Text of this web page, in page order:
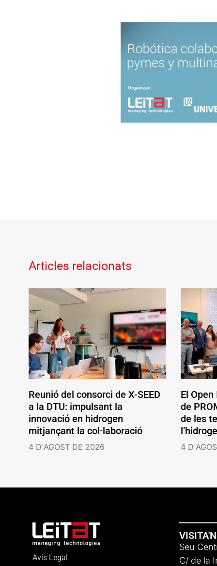
Articles relacionats
Reunió del consorci de X-SEED
a la DTU: impulsant la
innovació en hidrogen
mitjançant la col·laboració
4 D'AGOST DE 2026
El
de
de les
4
Avís Legal
Seu
C/ de la